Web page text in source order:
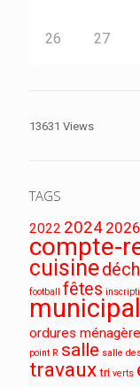
26 27
13631 Views
TAGS
2022 2024 2026
compte-
cuisine
football
fêtes
municipal
ordures
point R salle salle
travaux tri verts